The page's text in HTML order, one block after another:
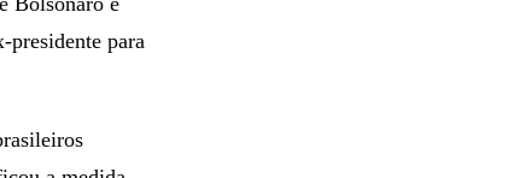
presidente para